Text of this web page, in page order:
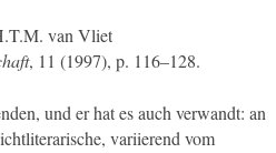
van Vliet
, 11 (1997), p. 116–128.
und er hat es auch verwandt: an
variierend vom